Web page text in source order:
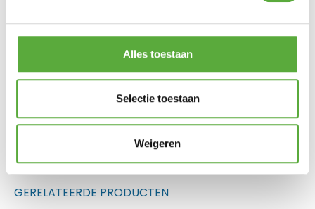
Alles toestaan
Selectie toestaan
Weigeren
Big Green Egg Aluminium
Achteraf betalen mogelijk
Kopersbescherming met Trusted Shops
GERELATEERDE PRODUCTEN